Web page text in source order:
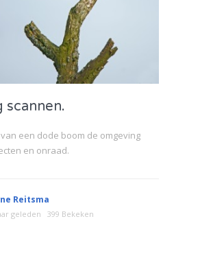
scannen.
een dode boom de omgeving
en onraad.
Reitsma
geleden 399 Bekeken